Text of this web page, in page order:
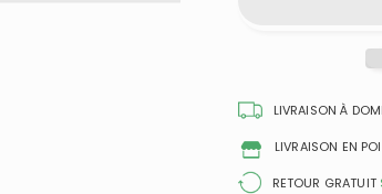
Extrait
Parfum
Mixte
LIVRAISON À
LIVRAISON EN
RETOUR GRATUIT